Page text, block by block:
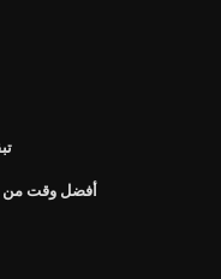
أفضل وقت من